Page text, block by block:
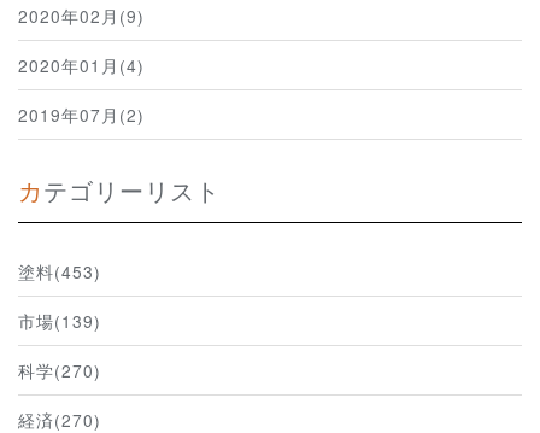
2020年02月(9)
2020年01月(4)
2019年07月(2)
カテゴリーリスト
塗料(453)
市場(139)
科学(270)
経済(270)